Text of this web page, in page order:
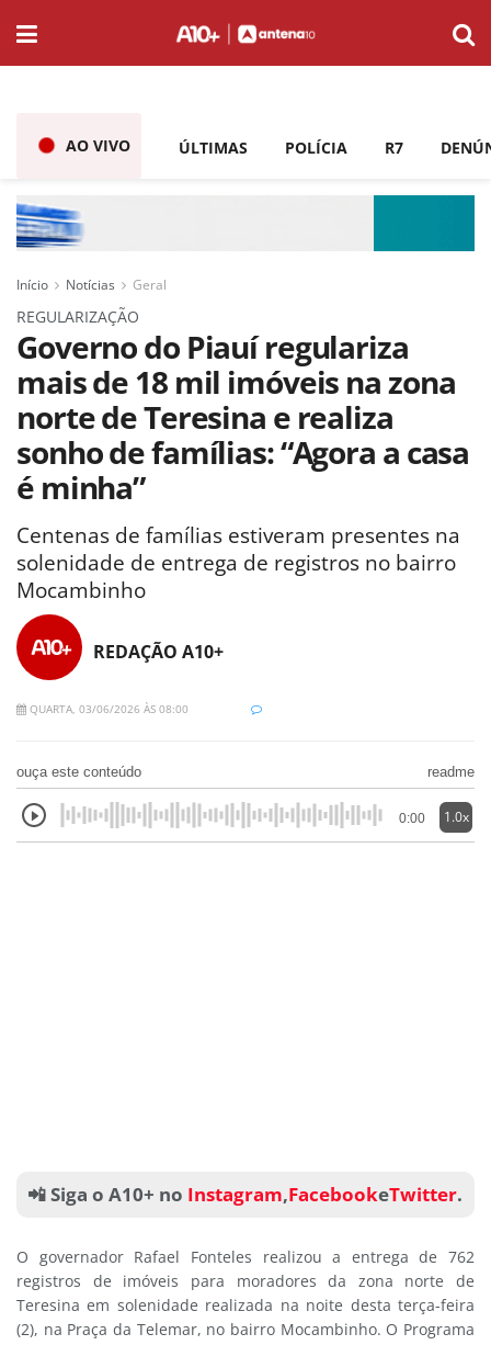
AO VIVO ÚLTIMAS POLÍCIA R7
Início Notícias Geral
REGULARIZAÇÃO
Governo do Piauí regulariza
mais de 18 mil imóveis na zona
norte de Teresina e realiza
sonho de famílias: “Agora a casa
é minha”
Centenas de famílias estiveram presentes na
solenidade de entrega de registros no bairro
Mocambinho
REDAÇÃO A10+
QUARTA, 03/06/2026 ÀS 08:00
ouça este conteúdo readme
0:00 1.0x
📲 Siga o A10+ no Instagram,FacebookeTwitter.
O governador Rafael Fonteles realizou a entrega de 762
registros de imóveis para moradores da zona norte de
Teresina em solenidade realizada na noite desta terça-feira
(2), na Praça da Telemar, no bairro Mocambinho. O Programa